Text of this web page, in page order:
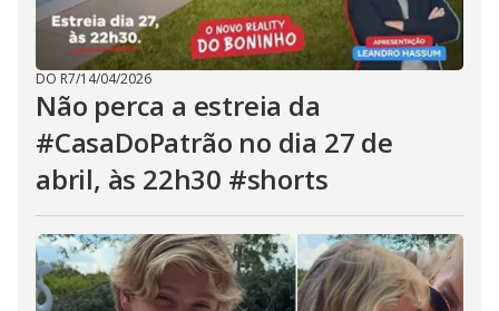
DO R7/14/04/2026
Não perca a estreia da
#CasaDoPatrão no dia 27 de
abril, às 22h30 #shorts